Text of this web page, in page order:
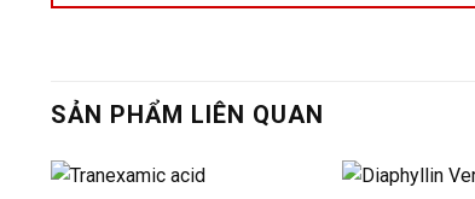
SẢN PHẨM LIÊN QUAN